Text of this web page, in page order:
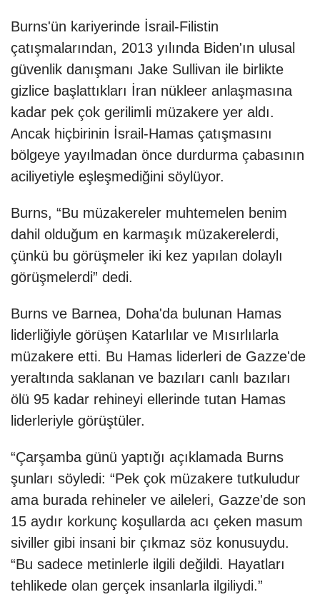
Burns'ün kariyerinde İsrail-Filistin
çatışmalarından, 2013 yılında Biden'ın ulusal
güvenlik danışmanı Jake Sullivan ile birlikte
gizlice başlattıkları İran nükleer anlaşmasına
kadar pek çok gerilimli müzakere yer aldı.
Ancak hiçbirinin İsrail-Hamas çatışmasını
bölgeye yayılmadan önce durdurma çabasının
aciliyetiyle eşleşmediğini söylüyor.
Burns, “Bu müzakereler muhtemelen benim
dahil olduğum en karmaşık müzakerelerdi,
çünkü bu görüşmeler iki kez yapılan dolaylı
görüşmelerdi” dedi.
Burns ve Barnea, Doha'da bulunan Hamas
liderliğiyle görüşen Katarlılar ve Mısırlılarla
müzakere etti. Bu Hamas liderleri de Gazze'de
yeraltında saklanan ve bazıları canlı bazıları
ölü 95 kadar rehineyi ellerinde tutan Hamas
liderleriyle görüştüler.
“Çarşamba günü yaptığı açıklamada Burns
şunları söyledi: “Pek çok müzakere tutkuludur
ama burada rehineler ve aileleri, Gazze'de son
15 aydır korkunç koşullarda acı çeken masum
siviller gibi insani bir çıkmaz söz konusuydu.
“Bu sadece metinlerle ilgili değildi. Hayatları
tehlikede olan gerçek insanlarla ilgiliydi.”